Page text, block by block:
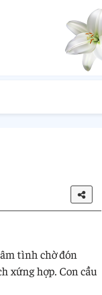
tình chờ đón
xứng hợp. Con cầu